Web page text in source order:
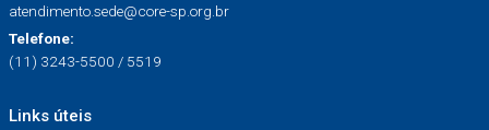
atendimento.sede@core-sp.org.br
Telefone:
(11) 3243-5500 / 5519
Links úteis